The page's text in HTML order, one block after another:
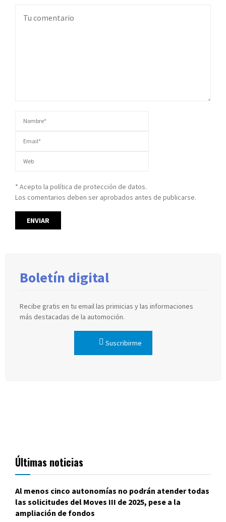
* Acepto la política de protección de datos.
Los comentarios deben ser aprobados antes de publicarse.
Boletín digital
Recibe gratis en tu email las primicias y las informaciones
más destacadas de la automoción.
Suscribirme
Últimas noticias
Al menos cinco autonomías no podrán atender todas
las solicitudes del Moves III de 2025, pese a la
ampliación de fondos